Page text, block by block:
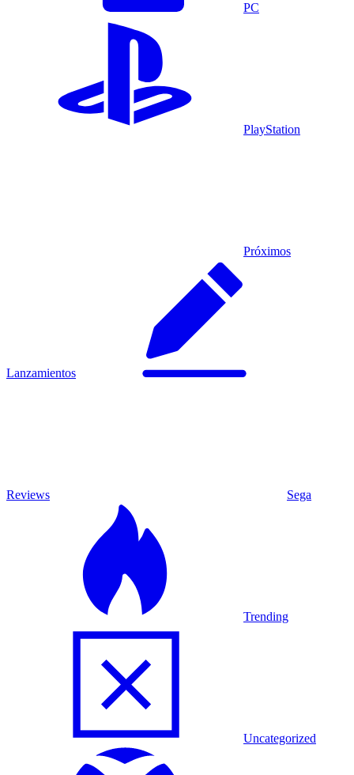
PC
PlayStation
Próximos
Lanzamientos
Reviews Sega
Trending
Uncategorized